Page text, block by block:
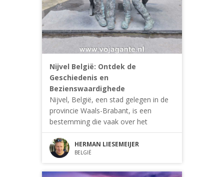
Nijvel België: Ontdek de
Geschiedenis en
Bezienswaardighede
Nijvel, België, een stad gelegen in de
provincie Waals-Brabant, is een
bestemming die vaak over het
HERMAN LIESEMEIJER
BELGIË